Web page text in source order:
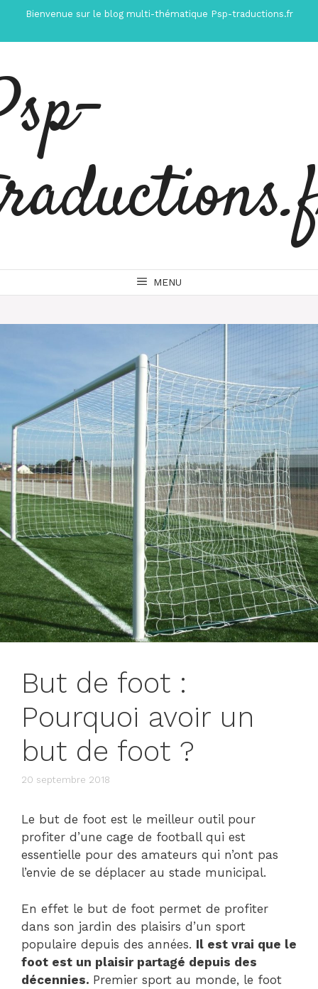
contenu
Bienvenue sur le blog multi-thématique Psp-traductions.fr
MENU
But de foot :
Pourquoi avoir un
but de foot ?
20 septembre 2018
Le but de foot est le meilleur outil pour
profiter d’une cage de football qui est
essentielle pour des amateurs qui n’ont pas
l’envie de se déplacer au stade municipal.
En effet le but de foot permet de profiter
dans son jardin des plaisirs d’un sport
populaire depuis des années. Il est vrai que le
foot est un plaisir partagé depuis des
décennies. Premier sport au monde, le foot